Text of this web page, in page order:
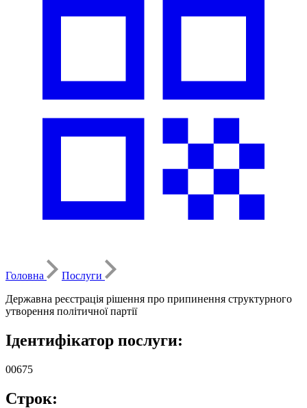
Головна
Послуги
Державна реєстрація рішення про припинення структурного
утворення політичної партії
Ідентифікатор послуги:
00675
Строк: